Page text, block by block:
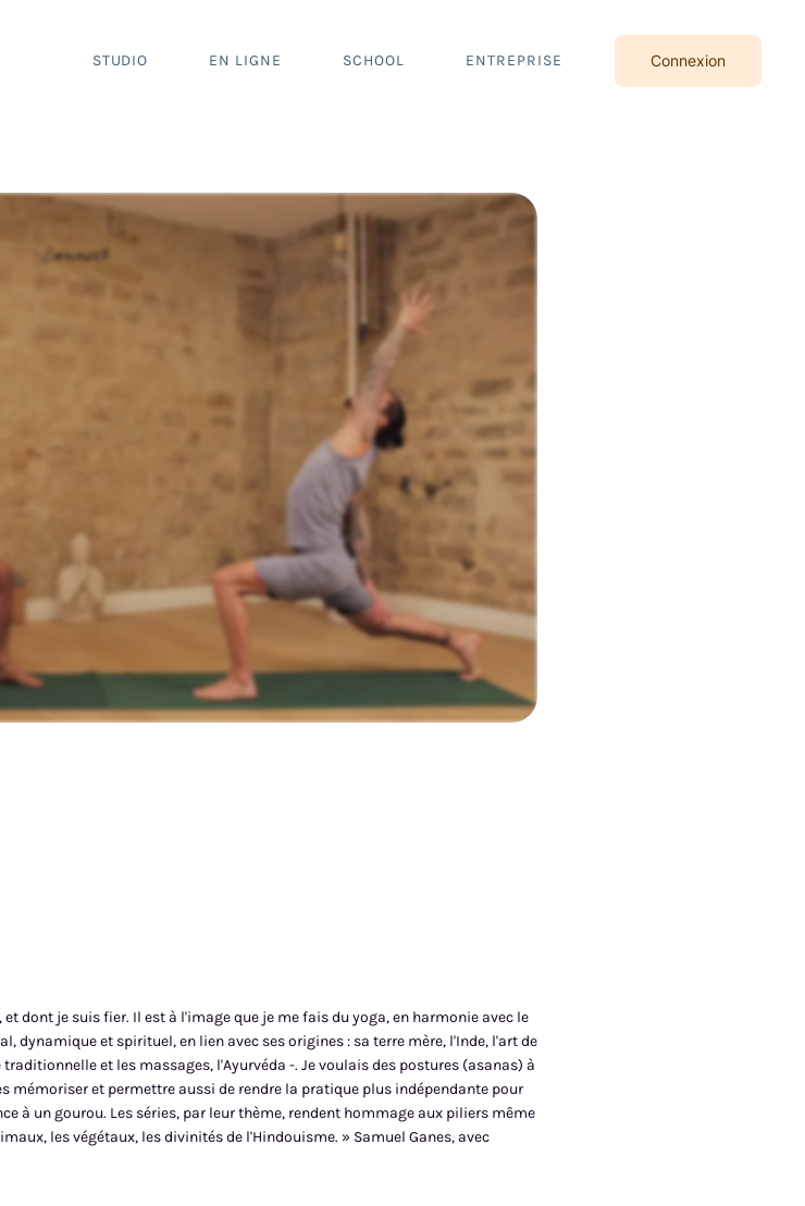
STUDIO EN LIGNE SCHOOL ENTREPRISE Connexion
dont je suis fier. Il est à l'image que je me fais du yoga, en harmonie avec le
dynamique et spirituel, en lien avec ses origines : sa terre mère, l'Inde, l'art de
et les massages, l'Ayurvéda -. Je voulais des postures (asanas) à
mémoriser et permettre aussi de rendre la pratique plus indépendante pour
à un gourou. Les séries, par leur thème, rendent hommage aux piliers même
les végétaux, les divinités de l'Hindouisme. » Samuel Ganes, avec